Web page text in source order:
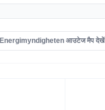
Energimyndigheten आउटेज मैप देखें